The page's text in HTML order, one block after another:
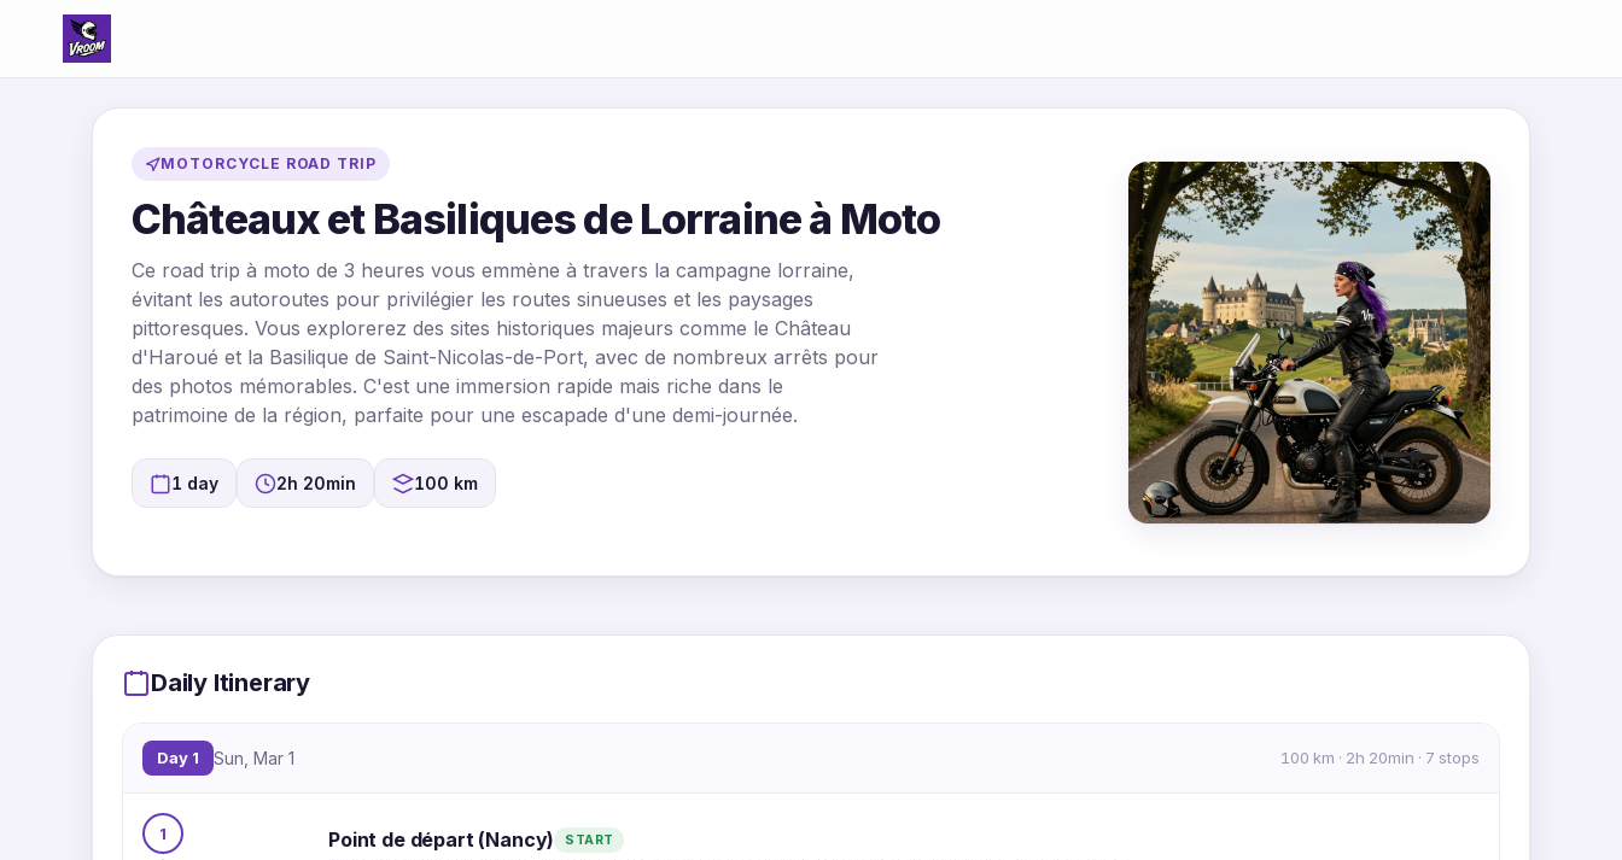
MOTORCYCLE ROAD TRIP
Châteaux et Basiliques de Lorraine à Moto
Ce road trip à moto de 3 heures vous emmène à travers la campagne lorraine,
évitant les autoroutes pour privilégier les routes sinueuses et les paysages
pittoresques. Vous explorerez des sites historiques majeurs comme le Château
d'Haroué et la Basilique de Saint-Nicolas-de-Port, avec de nombreux arrêts pour
des photos mémorables. C'est une immersion rapide mais riche dans le
patrimoine de la région, parfaite pour une escapade d'une demi-journée.
1 day 2h 20min 100 km
MapLibre|OpenFreeMap © OpenMapTilesData fromOpenStreetMap
Daily Itinerary
Day 1 Sun, Mar 1 100 km · 2h 20min · 7 stops
1 Point de départ (Nancy) START